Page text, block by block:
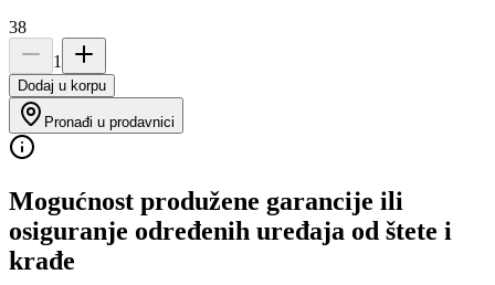
38
1
Dodaj u korpu
Pronađi u prodavnici
Mogućnost produžene garancije ili
osiguranje određenih uređaja od štete i
krađe